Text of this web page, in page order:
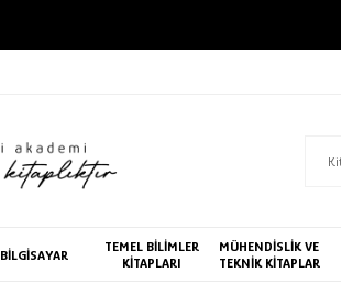
BİLGİSAYAR
TEMEL BİLİMLER
KİTAPLARI
MÜHENDİSLİK VE
TEKNİK KİTAPLAR